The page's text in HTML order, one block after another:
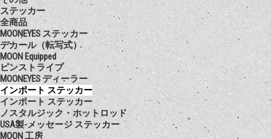
ステッカー
全商品
MOONEYES ステッカー
デカール（転写式）
MOON Equipped
ピンストライプ
MOONEYES ディーラー
インポート ステッカー
インポート ステッカー
ノスタルジック・ホットロッド
USA製-メッセージ ステッカー
MOON 工房